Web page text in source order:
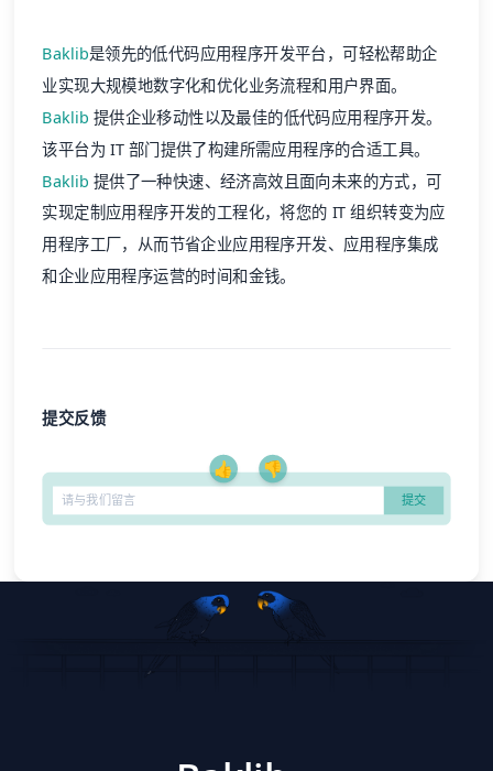
Baklib是领先的低代码应用程序开发平台，可轻松帮助企
业实现大规模地数字化和优化业务流程和用户界面。
Baklib 提供企业移动性以及最佳的低代码应用程序开发。
该平台为 IT 部门提供了构建所需应用程序的合适工具。
Baklib 提供了一种快速、经济高效且面向未来的方式，可
实现定制应用程序开发的工程化，将您的 IT 组织转变为应
用程序工厂，从而节省企业应用程序开发、应用程序集成
和企业应用程序运营的时间和金钱。
提交反馈
👍 👎